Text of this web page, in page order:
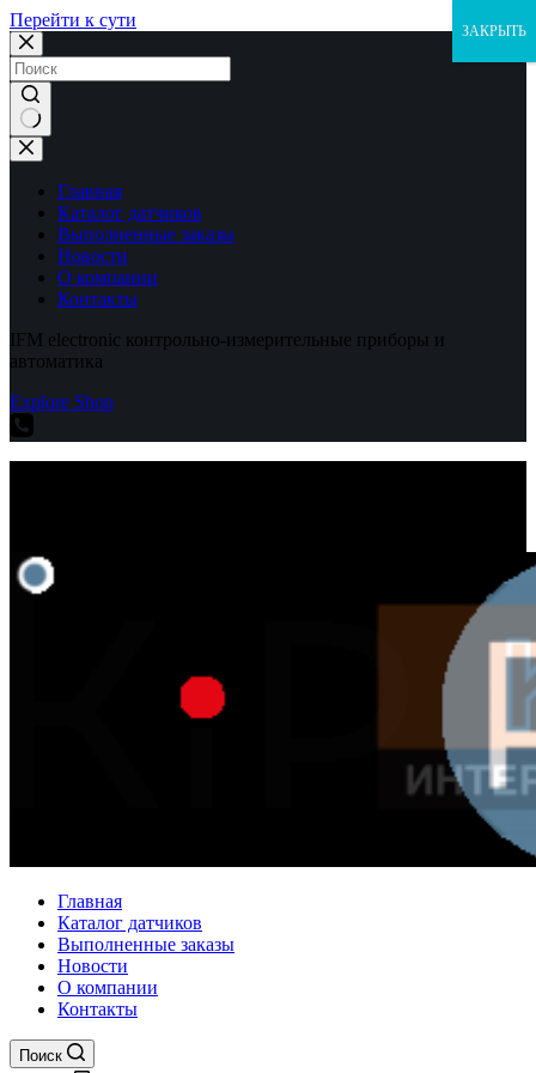
Перейти к сути
Ничего
не
найденоГлавная
Каталог датчиков
Выполненные заказы
Новости
О компании
Контакты
IFM electronic контрольно-измерительные приборы и
автоматика
Explore Shop
Главная
Каталог датчиков
Выполненные заказы
Новости
О компании
Контакты
Поиск
ЗАКРЫТЬ